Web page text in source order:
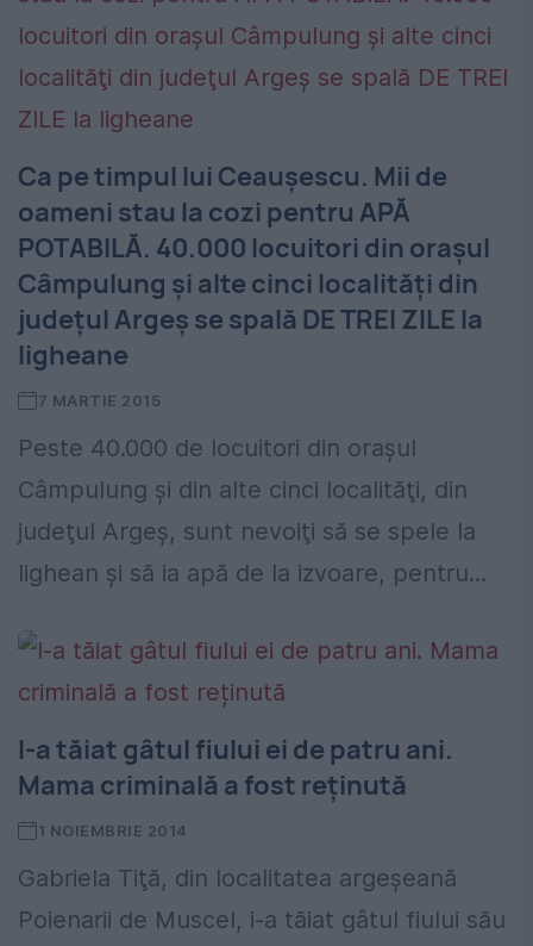
Ca pe timpul lui Ceauşescu. Mii de
oameni stau la cozi pentru APĂ
POTABILĂ. 40.000 locuitori din oraşul
Câmpulung şi alte cinci localităţi din
judeţul Argeş se spală DE TREI ZILE la
ligheane
7 MARTIE 2015
Peste 40.000 de locuitori din oraşul
Câmpulung şi din alte cinci localităţi, din
judeţul Argeş, sunt nevoiţi să se spele la
lighean şi să ia apă de la izvoare, pentru...
I-a tăiat gâtul fiului ei de patru ani.
Mama criminală a fost reținută
1 NOIEMBRIE 2014
Gabriela Tiţă, din localitatea argeşeană
Poienarii de Muscel, i-a tăiat gâtul fiului său